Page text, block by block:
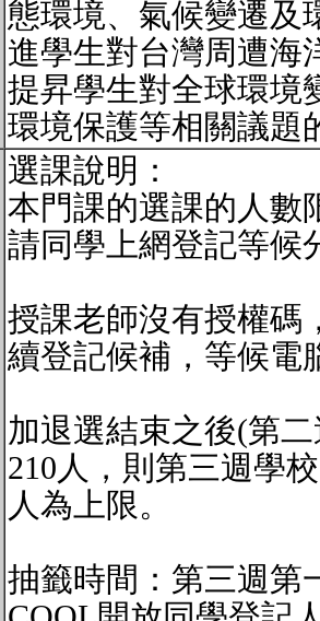
態環境、氣候變遷及
進學生對台灣周遭海
提昇學生對全球環境
環境保護等相關議
選課說明：
本門課的選課的人數
請同學上網登記等候
授課老師沒有授權碼
續登記候補，等候電
加退選結束之後(第
210人，則第三週學
人為上限。
抽籤時間：第三週第